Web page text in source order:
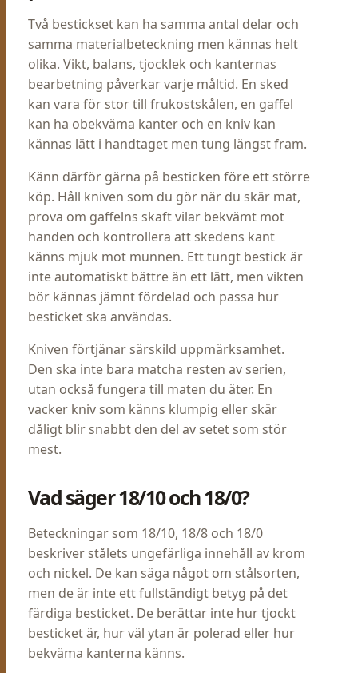
Två bestickset kan ha samma antal delar och
samma materialbeteckning men kännas helt
olika. Vikt, balans, tjocklek och kanternas
bearbetning påverkar varje måltid. En sked
kan vara för stor till frukostskålen, en gaffel
kan ha obekväma kanter och en kniv kan
kännas lätt i handtaget men tung längst fram.
Känn därför gärna på besticken före ett större
köp. Håll kniven som du gör när du skär mat,
prova om gaffelns skaft vilar bekvämt mot
handen och kontrollera att skedens kant
känns mjuk mot munnen. Ett tungt bestick är
inte automatiskt bättre än ett lätt, men vikten
bör kännas jämnt fördelad och passa hur
besticket ska användas.
Kniven förtjänar särskild uppmärksamhet.
Den ska inte bara matcha resten av serien,
utan också fungera till maten du äter. En
vacker kniv som känns klumpig eller skär
dåligt blir snabbt den del av setet som stör
mest.
Vad säger 18/10 och 18/0?
Beteckningar som 18/10, 18/8 och 18/0
beskriver stålets ungefärliga innehåll av krom
och nickel. De kan säga något om stålsorten,
men de är inte ett fullständigt betyg på det
färdiga besticket. De berättar inte hur tjockt
besticket är, hur väl ytan är polerad eller hur
bekväma kanterna känns.